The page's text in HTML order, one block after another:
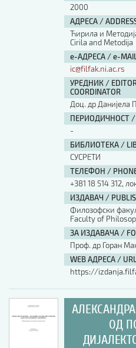
Шаблон прве стране и
Шаблон прве стране и
Шаблон прве стране и
Етички кодекс
Наслов или део наслова
АУТОР / AUTHOR
ISBN
2000
АДРЕСА /
Ћирила и
Cirila and Metodija
е-АДРЕСА / e-MAIL
ic@filfak.ni.ac.rs
УРЕДНИК /
COORDINATOR
Доц. др Данијела
ПЕРИОДИЧНОСТ /
-
БИБЛИОТЕКА /
СУСРЕТИ
ТЕЛЕФОН /
+381 18 514 312,
ИЗДАВАЧ /
Филозофски
Faculty of
ЗА ИЗДАВАЧА /
Проф. др Горан
WEB АДРЕСА / URL
https://
ОД